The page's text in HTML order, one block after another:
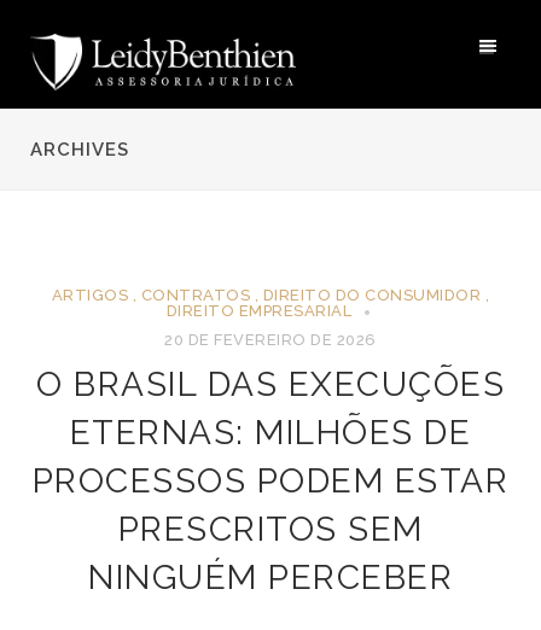
ARCHIVES
ARTIGOS , CONTRATOS , DIREITO DO CONSUMIDOR ,
DIREITO EMPRESARIAL
20 DE FEVEREIRO DE 2026
O BRASIL DAS EXECUÇÕES
ETERNAS: MILHÕES DE
PROCESSOS PODEM ESTAR
PRESCRITOS SEM
NINGUÉM PERCEBER